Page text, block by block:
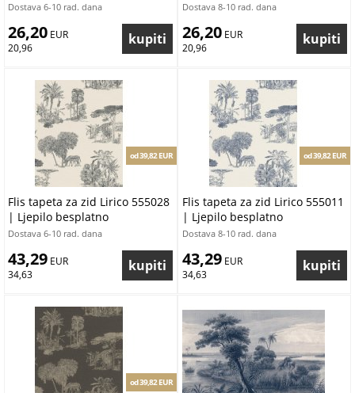
Dostava 6-10 rad. dana
26,20 EUR
20,96
Dostava 8-10 rad. dana
26,20 EUR
20,96
Flis tapeta za zid Lirico 555028
| Ljepilo besplatno
od 39,82 EUR
Dostava 6-10 rad. dana
43,29 EUR
34,63
Flis tapeta za zid Lirico 555011
| Ljepilo besplatno
od 39,82 EUR
Dostava 8-10 rad. dana
43,29 EUR
34,63
od 39,82 EUR